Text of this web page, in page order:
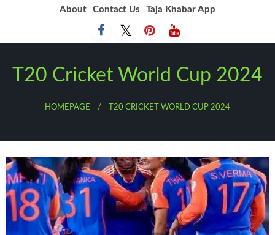
About Contact Us Taja Khabar App
T20 Cricket World Cup 2024
HOMEPAGE T20 CRICKET WORLD CUP 2024